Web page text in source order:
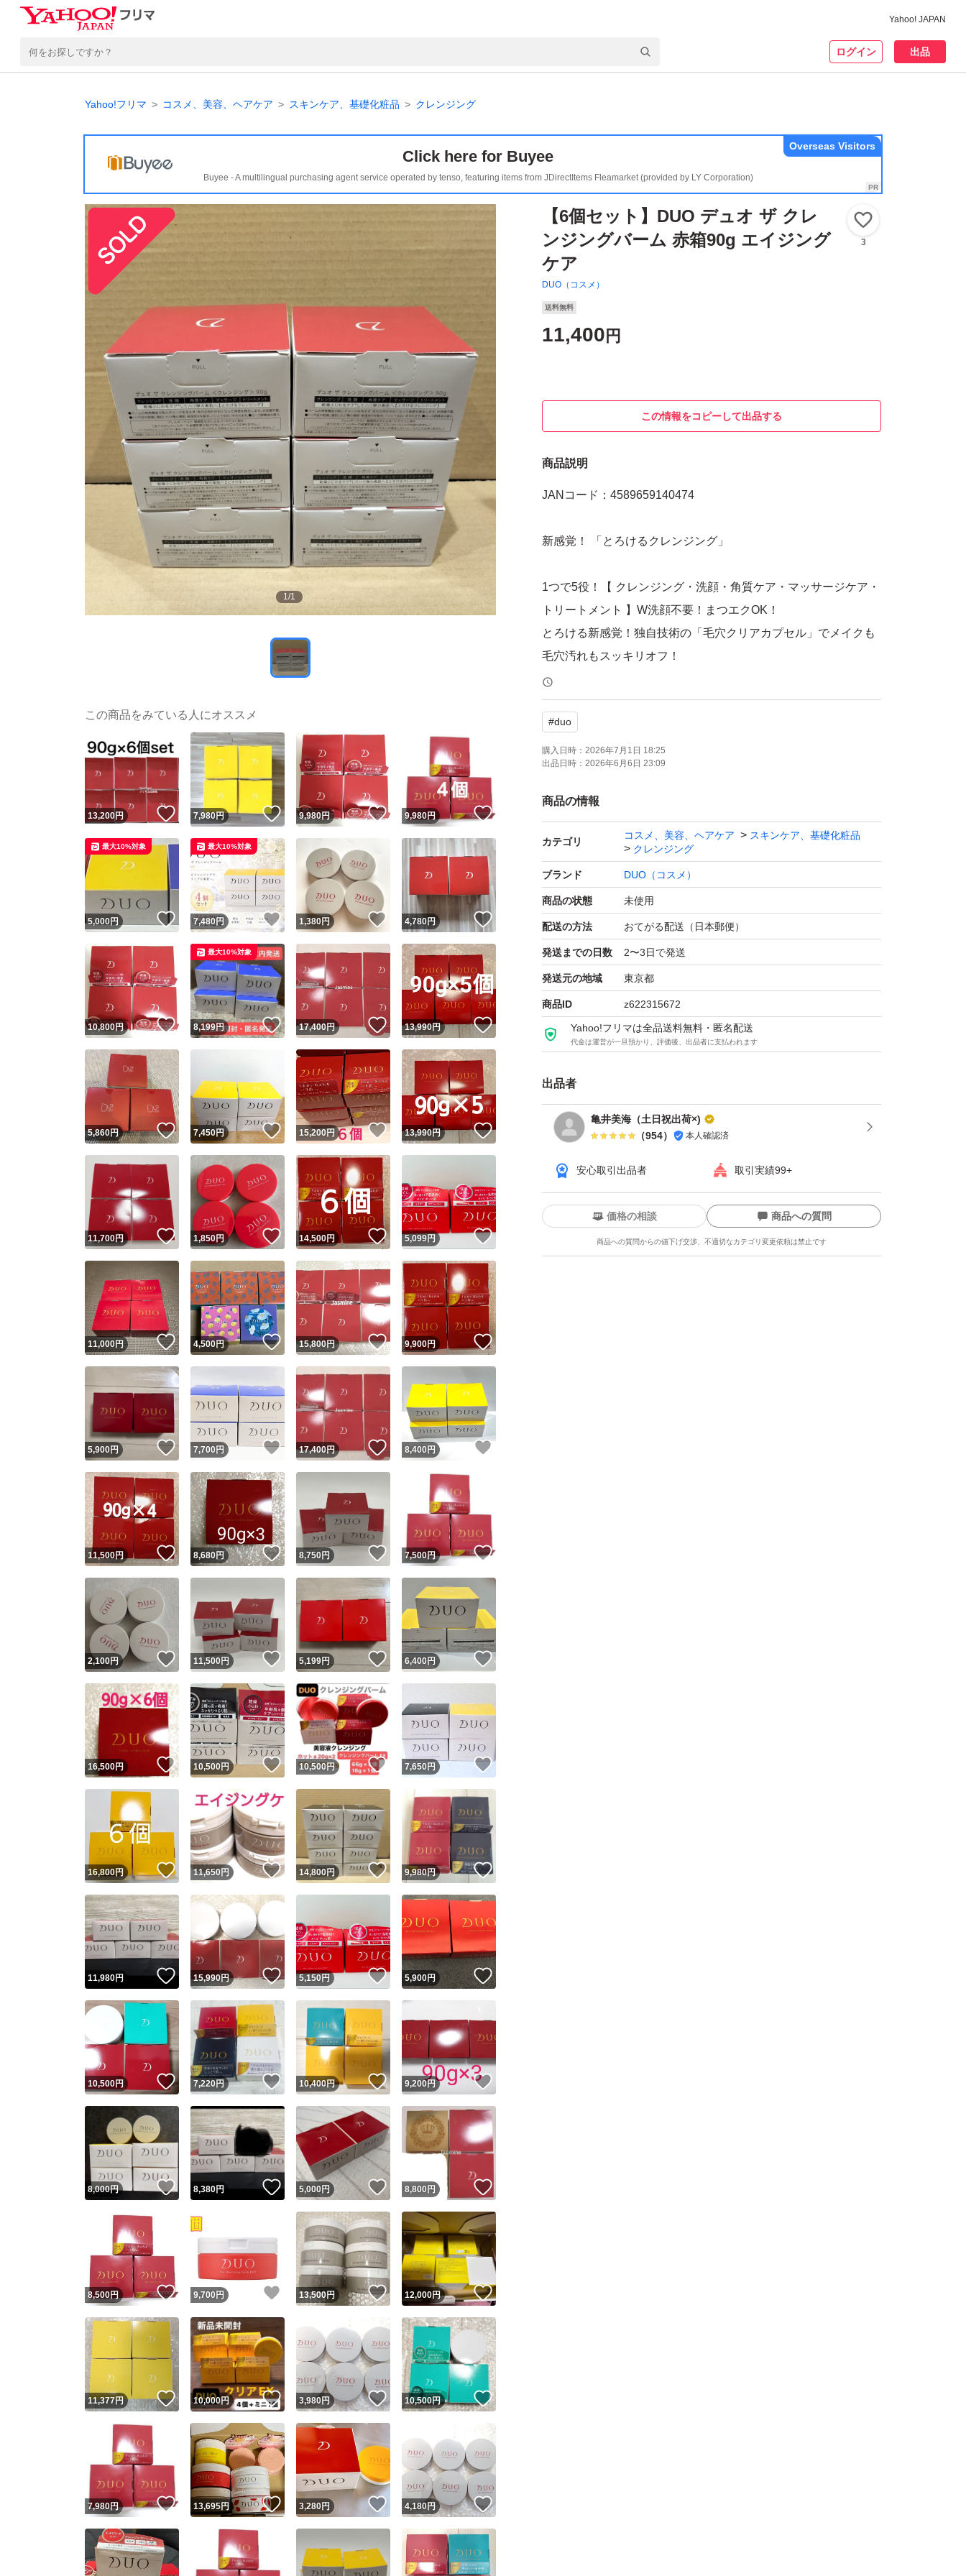
Yahoo! JAPAN
ログイン 出品
Yahoo!フリマ コスメ、美容、ヘアケア スキンケア、基礎化粧品 クレンジング
Click here for Buyee
Buyee - A multilingual purchasing agent service operated by tenso, featuring items from JDirectItems Fleamarket (provided by LY Corporation)
Overseas Visitors
1/1
【6個セット】DUO デュオ ザ クレ
ンジングバーム 赤箱90g エイジング
ケア
DUO（コスメ）
3
送料無料
11,400 円
この情報をコピーして出品する
商品説明
JANコード：4589659140474
新感覚！ 「とろけるクレンジング」
1つで5役！【 クレンジング・洗顔・角質ケア・マッサージケア・
トリートメント 】W洗顔不要！まつエクOK！
とろける新感覚！独自技術の「毛穴クリアカプセル」でメイクも
毛穴汚れもスッキリオフ！
透明感、ハリ、ツヤなどを与える31種類の美容成分配合 / 優しい
ローズ精油の香り
クレンジングバームのパイオニア！D.U.O.とは「自然×科学」の
融合から生まれたハイブリッドコスメ。
優しい原料を使いながらサイエンスの要素をしっかり取り入れた
新しい分野のコスメブランドです。
31種類のエイジングケア成分※
天然植物エキスをたっぷり配合
肌本来の力を呼び覚まし、使うほどに年齢を重ねた肌が磨かれて
いくクレンジングです。
※年齢に応じたスキンケア
新感覚とろけるクレンジング
とろけるテクスチャーが濃いメイクや毛穴の奥の汚れまで素早
く、しっかり落とします！
#duo
購入日時： 2026年7月1日 18:25
出品日時： 2026年6月6日 23:09
商品の情報
カテゴリ
コスメ、美容、ヘアケア
スキンケア、基礎化粧品
クレンジング
ブランド DUO（コスメ）
商品の状態 未使用
配送の方法 おてがる配送（日本郵便）
発送までの日数 2〜3日で発送
発送元の地域 東京都
商品ID z622315672
Yahoo!フリマは全品送料無料・匿名配送
代金は運営が一旦預かり、評価後、出品者に支払われます
出品者
亀井美海（土日祝出荷×)
（954） 本人確認済
安心取引出品者 取引実績99+
ユーザーの実績について
Yahoo!フリマが定めた一定の基準を満たしたユーザーにバッジを付与しています
安心取引出品者
安心取引出品者 Yahoo!フリマの基準をクリアした安心・安全なユーザーです
取引実績
取引実績◯+ このユーザーはYahoo!フリマの取引を完了させた実績があります
他フリマ実績◯+ このユーザーは他フリマサービスでの取引実績があります
スピード&安心発送
※このバッジは実績に基づく表示であり、発送を保証しているものではありません
スピード＆安心発送
このユーザーは高頻度で24時間以内＆設定した発送日数内に発送してい
ます
スピード発送 このユーザーは高頻度で24時間以内に発送しています
安心発送 このユーザーは設定した発送日数内に発送しています
価格の相談 商品への質問
商品への質問からの値下げ交渉、不適切なカテゴリ変更依頼は禁止です
この商品の情報をコピーします
商品画像の 無断転載は禁止されています
1商品につき1回です
出品ページへ
この商品をみている人にオススメ
13,200円 いいね！
7,980円 いいね！
9,980円 いいね！
9,980円 いいね！
5,000円 いいね！
最大10%対象
7,480円 いいね！
最大10%対象
1,380円 いいね！
4,780円
10,800円 いいね！
8,199円 いいね！
最大10%対象
17,400円 いいね！
13,990円 いいね！
5,860円 いいね！
7,450円 いいね！
15,200円 いいね！
13,990円 いいね！
11,700円 いいね！
1,850円 いいね！
14,500円 いいね！
5,099円 いいね！
11,000円 いいね！
4,500円 いいね！
15,800円 いいね！
9,900円 いいね！
5,900円 いいね！
7,700円 いいね！
17,400円 いいね！
8,400 円
11,500円 いいね！
8,680円 いいね！
8,750円 いいね！
7,500円 いいね！
2,100円 いいね！
11,500円 いいね！
5,199円 いいね！
6,400円 いいね！
16,500円 いいね！
10,500円 いいね！
10,500円 いいね！
7,650 円 いいね！
16,800円 いいね！
11,650 円 いいね！
14,800円 いいね！
9,980円 いいね！
11,980円 いいね！
15,990円 いいね！
5,150円 いいね！
5,900円 いいね！
10,500円 いいね！
7,220円 いいね！
10,400円 いいね！
9,200円
8,000円 いいね！
8,380円 いいね！
5,000円 いいね！
8,800 円
8,500円 いいね！
9,700 円 いいね！
13,500円 いいね！
12,000円 いいね！
11,377円 いいね！
10,000円 いいね！
3,980円 いいね！
10,500円 いいね！
7,980円 いいね！
13,695円 いいね！
3,280円 いいね！
4,180円 いいね！